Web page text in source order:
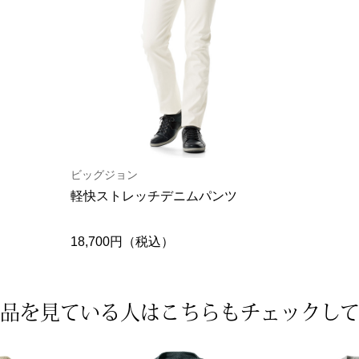
ビッグジョン
軽快ストレッチデニムパンツ
18,700円（税込）
を見ている人は こちらもチェックし